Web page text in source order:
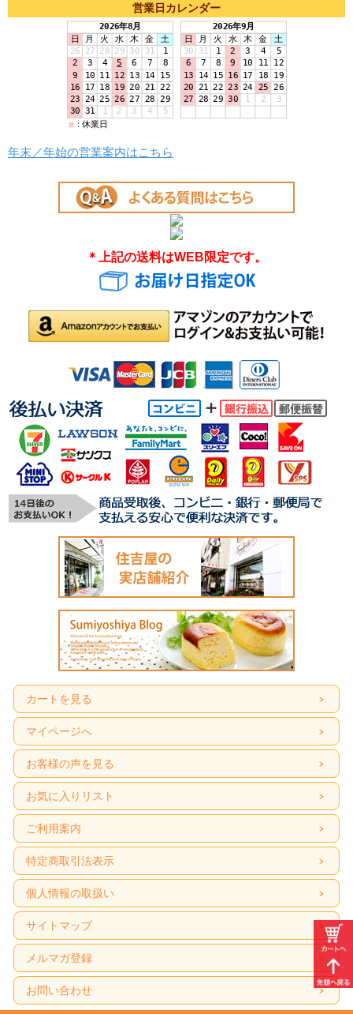
営業日カレンダー
年末／年始の営業案内はこちら
＊上記の送料はWEB限定です。
カートを見る
マイページへ
お客様の声を見る
お気に入りリスト
ご利用案内
特定商取引法表示
個人情報の取扱い
サイトマップ
メルマガ登録
お問い合わせ